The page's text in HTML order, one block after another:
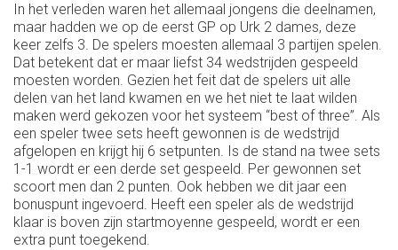
In het verleden waren het allemaal jongens die deelnamen,
maar hadden we op de eerst GP op Urk 2 dames, deze
keer zelfs 3. De spelers moesten allemaal 3 partijen spelen.
Dat betekent dat er maar liefst 34 wedstrijden gespeeld
moesten worden. Gezien het feit dat de spelers uit alle
delen van het land kwamen en we het niet te laat wilden
maken werd gekozen voor het systeem “best of three”. Als
een speler twee sets heeft gewonnen is de wedstrijd
afgelopen en krijgt hij 6 setpunten. Is de stand na twee sets
1-1 wordt er een derde set gespeeld. Per gewonnen set
scoort men dan 2 punten. Ook hebben we dit jaar een
bonuspunt ingevoerd. Heeft een speler als de wedstrijd
klaar is boven zijn startmoyenne gespeeld, wordt er een
extra punt toegekend.